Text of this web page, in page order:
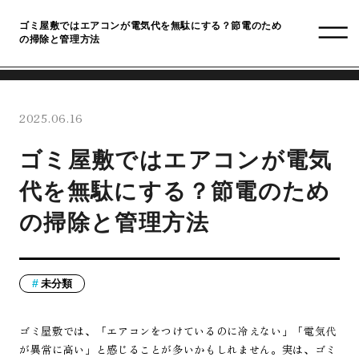
ゴミ屋敷ではエアコンが電気代を無駄にする？節電のため
の掃除と管理方法
2025.06.16
ゴミ屋敷ではエアコンが電気
代を無駄にする？節電のため
の掃除と管理方法
未分類
ゴミ屋敷では、「エアコンをつけているのに冷えない」「電気代
が異常に高い」と感じることが多いかもしれません。実は、ゴミ